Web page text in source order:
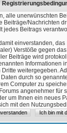
alle unerwünschten
Nachrichten
jedes Beitrags
einverstanden,
Verstöße gegen
Beiträge wird
Informationen
weitergegeben.
durch so
Computer zu
angenehmer
um Ihnen ein neues
mit den